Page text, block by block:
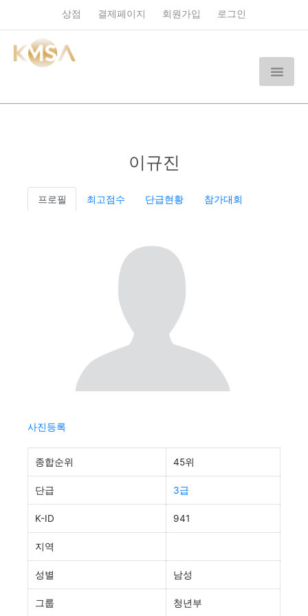
상점 결제페이지 회원가입 로그인
이규진
프로필 최고점수 단급현황 참가대회
사진등록
종합순위 45위
단급 3급
K-ID 941
지역
성별 남성
그룹 청년부